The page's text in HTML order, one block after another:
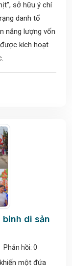
sở hữu ý chí
danh tổ
năng lượng vốn
kích hoạt
binh di sản
Phản hồi: 0
một đứa